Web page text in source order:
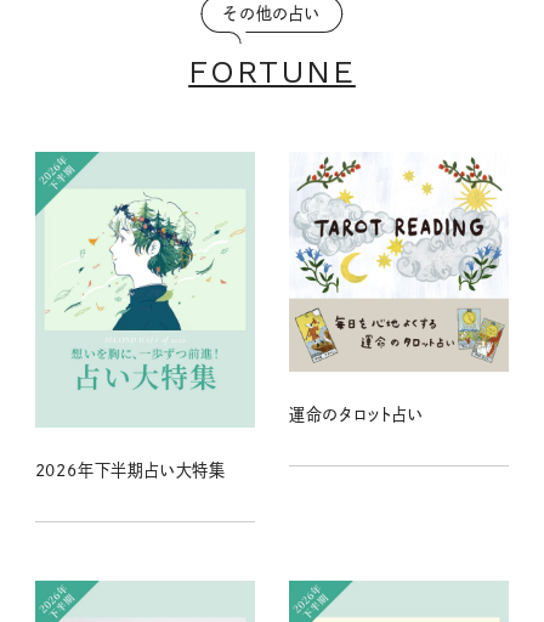
その他の占い
FORTUNE
2026年下半期占い大特集
運命のタロット占い